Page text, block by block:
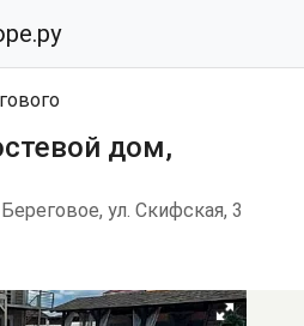
дом,
ул. Скифская, 3